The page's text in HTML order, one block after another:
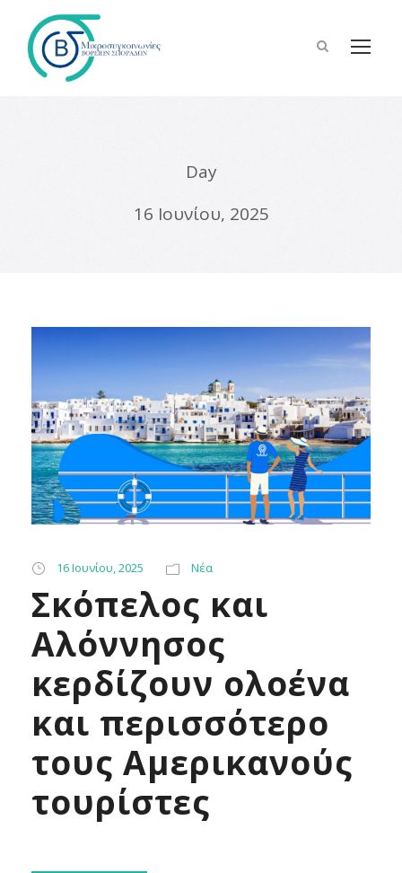
Day
16 Ιουνίου, 2025
16 Ιουνίου, 2025 Νέα
Σκόπελος και
Αλόννησος
κερδίζουν ολοένα
και περισσότερο
τους Αμερικανούς
τουρίστες